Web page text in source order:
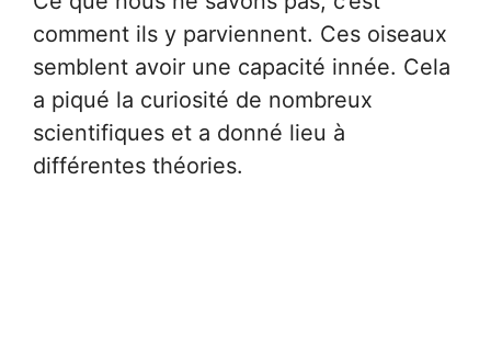
comment ils y parviennent. Ces oiseaux
semblent avoir une capacité innée. Cela
a piqué la curiosité de nombreux
scientifiques et a donné lieu à
différentes théories.